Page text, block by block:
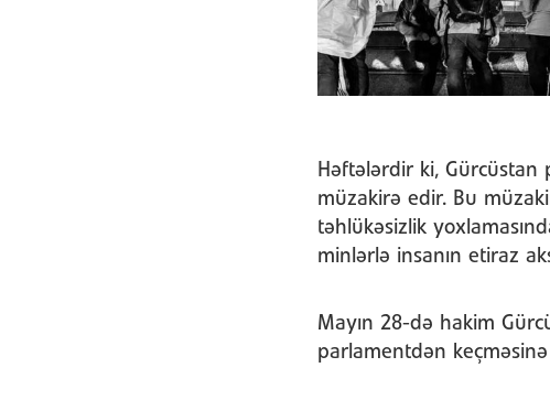
Həftələrdir ki, Gürcüstan
müzakirə edir. Bu
təhlükəsizlik
minlərlə insanın etiraz
Mayın 28-də hakim
parlamentdən